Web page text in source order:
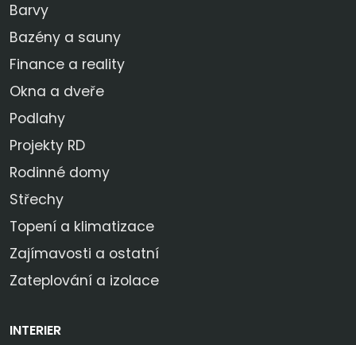
Barvy
Bazény a sauny
Finance a reality
Okna a dveře
Podlahy
Projekty RD
Rodinné domy
Střechy
Topení a klimatizace
Zajímavosti a ostatní
Zateplování a izolace
INTERIER